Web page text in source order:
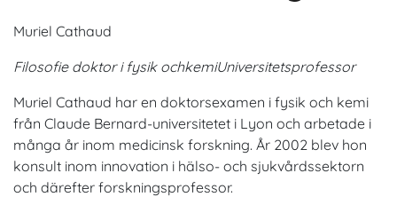
Muriel Cathaud
Filosofie doktor i fysik ochkemiUniversitetsprofessor
Muriel Cathaud har en doktorsexamen i fysik och kemi
från Claude Bernard-universitetet i Lyon och arbetade i
många år inom medicinsk forskning. År 2002 blev hon
konsult inom innovation i hälso- och sjukvårdssektorn
och därefter forskningsprofessor.